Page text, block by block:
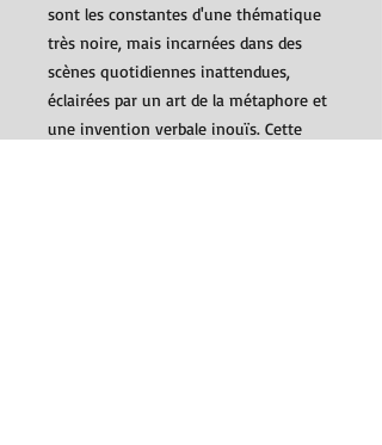
sont les constantes d'une thématique
très noire, mais incarnées dans des
scènes quotidiennes inattendues,
éclairées par un art de la métaphore et
une invention verbale inouïs. Cette